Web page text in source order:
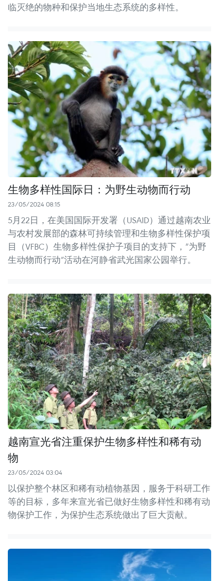
临灭绝的物种和保护当地生态系统的多样性。
生物多样性国际日：为野生动物而行动
23/05/2024 08:15
5月22日，在美国国际开发署（USAID）通过越南农业
与农村发展部的森林可持续管理和生物多样性保护项
目（VFBC）生物多样性保护子项目的支持下，“为野
生动物而行动”活动在河静省武光国家公园举行。
越南宣光省注重保护生物多样性和稀有动
物
23/05/2024 03:04
以保护整个林区和稀有动植物基因，服务于科研工作
等的目标，多年来宣光省已做好生物多样性和稀有动
物保护工作，为保护生态系统做出了巨大贡献。